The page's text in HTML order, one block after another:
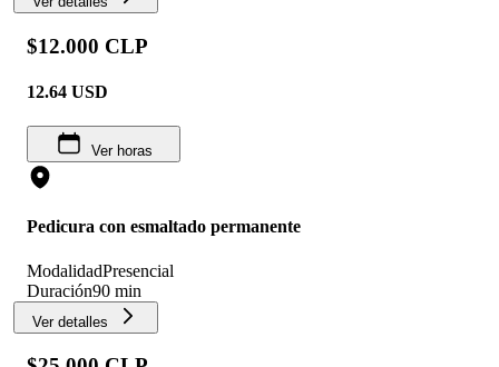
$12.000 CLP
12.64 USD
Ver horas
Pedicura con esmaltado permanente
ModalidadPresencial
Duración90 min
Ver detalles